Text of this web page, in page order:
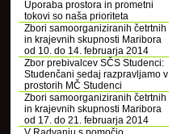
Uporaba prostora in prometni
tokovi so naša prioriteta
Zbori samoorganiziranih četrtnih
in krajevnih skupnosti Maribora
od 10. do 14. februarja 2014
Zbor prebivalcev SČS Studenci:
Studenčani sedaj razpravljamo v
prostorih MČ Studenci
Zbori samoorganiziranih četrtnih
in krajevnih skupnosti Maribora
od 17. do 21. februarja 2014